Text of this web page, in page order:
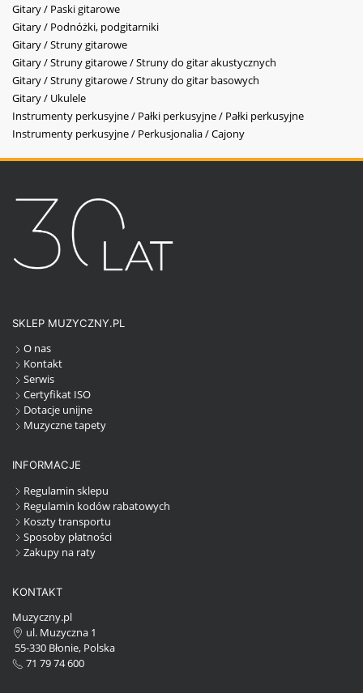
Gitary / Paski gitarowe
Gitary / Podnóżki, podgitarniki
Gitary / Struny gitarowe
Gitary / Struny gitarowe / Struny do gitar akustycznych
Gitary / Struny gitarowe / Struny do gitar basowych
Gitary / Ukulele
Instrumenty perkusyjne / Pałki perkusyjne / Pałki perkusyjne
Instrumenty perkusyjne / Perkusjonalia / Cajony
SKLEP MUZYCZNY.PL
O nas
Kontakt
Serwis
Certyfikat ISO
Dotacje unijne
Muzyczne tapety
INFORMACJE
Regulamin sklepu
Regulamin kodów rabatowych
Koszty transportu
Sposoby płatności
Zakupy na raty
KONTAKT
Muzyczny.pl
ul. Muzyczna 1
55-330 Błonie, Polska
71 79 74 600